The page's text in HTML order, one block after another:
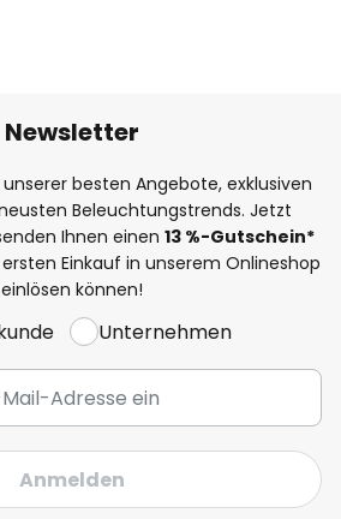
Newsletter
besten Angebote, exklusiven
Beleuchtungstrends. Jetzt
Ihnen einen 13 %-Gutschein*
Einkauf in unserem Onlineshop
einlösen können!
Unternehmen
Anmelden